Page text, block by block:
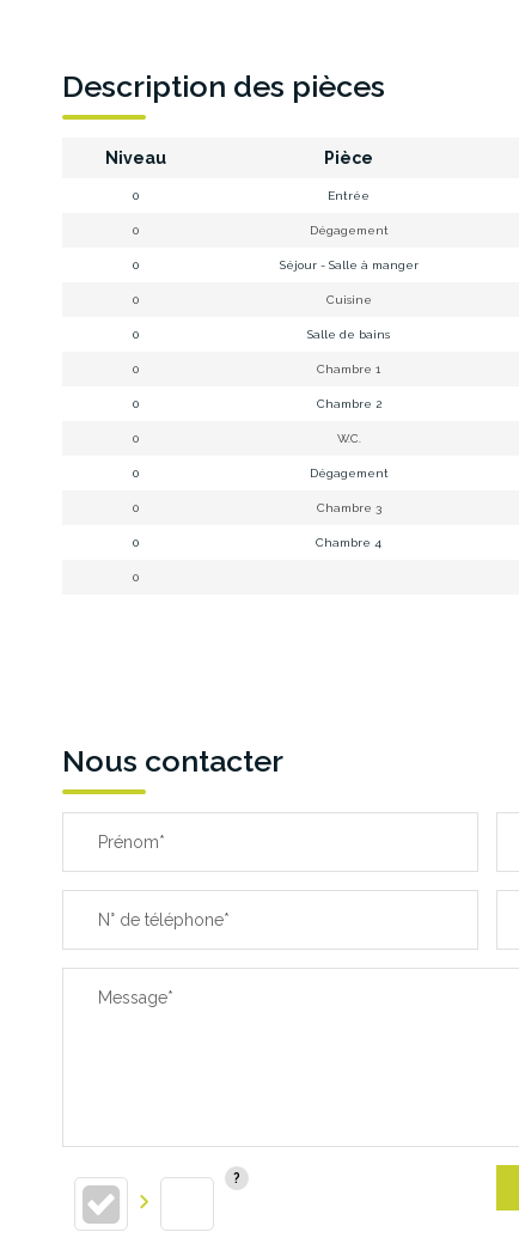
Description des pièces
Niveau Pièce
0 Entrée
0 Dégagement
0 Séjour - Salle à manger
0 Cuisine
0 Salle de bains
0 Chambre 1
0 Chambre 2
0 W.C.
0 Dégagement
0 Chambre 3
0 Chambre 4
0
Nous contacter
Prénom*
N° de téléphone*
Message*